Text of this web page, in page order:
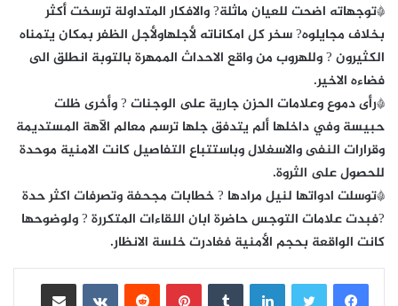
*توجهاته اضحت للعيان ماثلة? والافكار المتداولة ترسخت أكثر
بخلاف مجايلوه? سخر كل امكاناته لأجلهاولأجل الظفر بمكان يتمناه
الكثيرون ? وللهروب من واقع الاحداث الممهرة بالتوبة انطلق الى
فضاءه الاخير.
*رأى دموع وعلامات الحزن جارية على الوجنات ? وأخرى ظلت
حبيسة وفي داخلها ألم يتدفق جلها ترسم معالم الآهة المستديمة
وقرارات النفى والاسغلال وباستتباع التفاصيل كانت الامنية موحدة
للحصول على الثروة.
*توسلت ادواتها لنيل مرادها ? خطابات مجحفة وتصرفات اكثر حدة
?فبدت علامات التوجس حاضرة ابان اللقاءات المتكررة ? ولوضوحها
كانت الواقعة بحجم الأمنية فغادرت خلسة الانظار.
لينكدإن بينتيريست
مشاركة عبر البريد